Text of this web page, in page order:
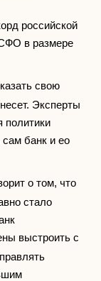
российской
в размере
свою
Эксперты
политики
сам банк и ео
о том, что
стало
выстроить с